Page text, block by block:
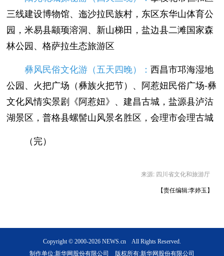
三线建设博物馆、迤沙拉民族村，东区东华山体育公
园，米易县颛顼溶洞、新山梯田，盐边县二滩国家森
林公园、格萨拉生态旅游区
彝风民俗文化游（五天四晚）：西昌市邛海湿地
公园、火把广场（彝族火把节）、阿惹妞民俗广场-彝
文化风情实景剧《阿惹妞》、建昌古城，盐源县泸沽
湖景区，普格县螺髻山风景名胜区，会理市会理古城
（完）
来源: 四川省文化和旅游厅
【责任编辑:李婷玉】
Copyright © 2000-2026 NEWS.cn All Rights Reserved.
制作单位:新华网股份有限公司 版权所有:新华网股份有限公司